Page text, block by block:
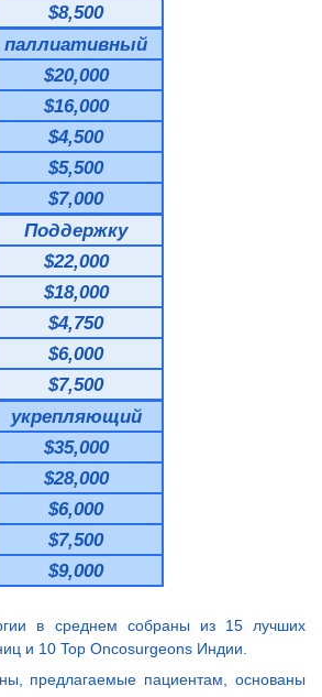
$8,500
паллиативный
$20,000
$16,000
$4,500
$5,500
$7,000
Поддержку
$22,000
$18,000
$4,750
$6,000
$7,500
укрепляющий
$35,000
$28,000
$6,000
$7,500
$9,000
в среднем собраны из 15 лучших
и 10 Top Oncosurgeons Индии.
предлагаемые пациентам, основаны